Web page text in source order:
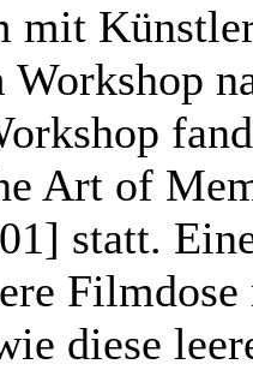
mit
Workshop
Art of
statt.
diese